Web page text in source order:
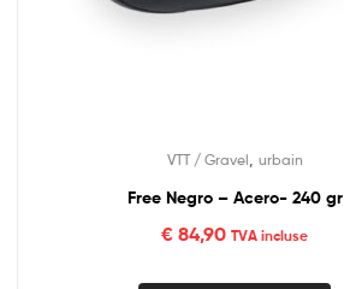
VTT / Gravel urbain
Free Negro – Acero- 240 gr
€ 84,90 TVA incluse